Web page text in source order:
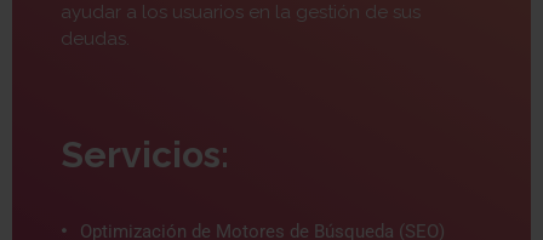
ayudar a los usuarios en la gestión de sus
deudas.
Servicios:
Optimización de Motores de Búsqueda (SEO)